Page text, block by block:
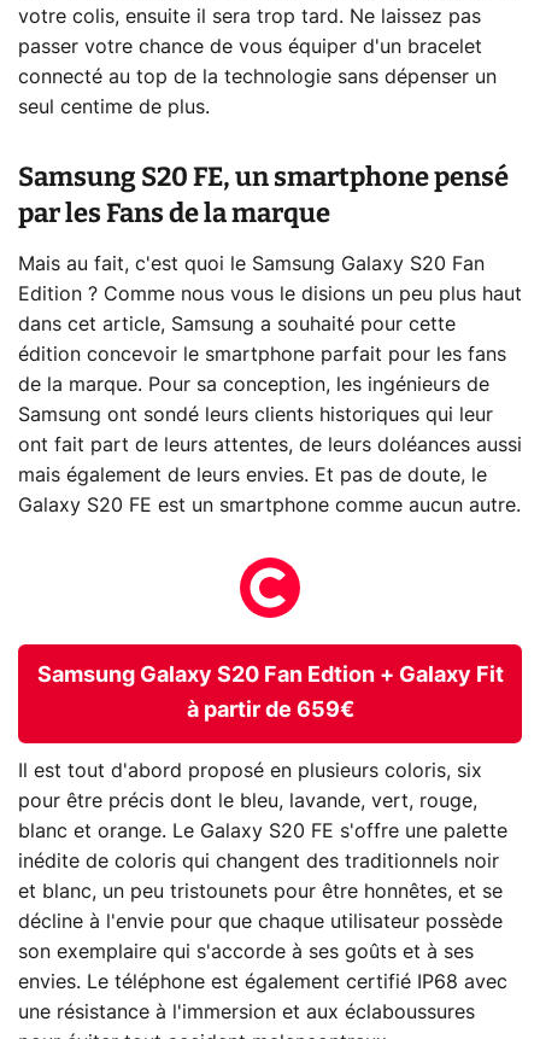
votre colis, ensuite il sera trop tard. Ne laissez pas
passer votre chance de vous équiper d'un bracelet
connecté au top de la technologie sans dépenser un
seul centime de plus.
Samsung S20 FE, un smartphone pensé
par les Fans de la marque
Mais au fait, c'est quoi le Samsung Galaxy S20 Fan
Edition ? Comme nous vous le disions un peu plus haut
dans cet article, Samsung a souhaité pour cette
édition concevoir le smartphone parfait pour les fans
de la marque. Pour sa conception, les ingénieurs de
Samsung ont sondé leurs clients historiques qui leur
ont fait part de leurs attentes, de leurs doléances aussi
mais également de leurs envies. Et pas de doute, le
Galaxy S20 FE est un smartphone comme aucun autre.
Samsung Galaxy S20 Fan Edtion + Galaxy Fit
à partir de 659€
Il est tout d'abord proposé en plusieurs coloris, six
pour être précis dont le bleu, lavande, vert, rouge,
blanc et orange. Le Galaxy S20 FE s'offre une palette
inédite de coloris qui changent des traditionnels noir
et blanc, un peu tristounets pour être honnêtes, et se
décline à l'envie pour que chaque utilisateur possède
son exemplaire qui s'accorde à ses goûts et à ses
envies. Le téléphone est également certifié IP68 avec
une résistance à l'immersion et aux éclaboussures